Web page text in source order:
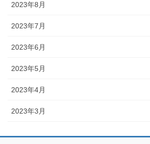
2023年8月
2023年7月
2023年6月
2023年5月
2023年4月
2023年3月